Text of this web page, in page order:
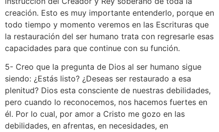
creación. Esto es muy importante entenderlo, porque en
todo tiempo y momento veremos en las Escrituras que
la restauración del ser humano trata con regresarle esas
capacidades para que continue con su función.
5- Creo que la pregunta de Dios al ser humano sigue
siendo: ¿Estás listo? ¿Deseas ser restaurado a esa
plenitud? Dios esta consciente de nuestras debilidades,
pero cuando lo reconocemos, nos hacemos fuertes en
él. Por lo cual, por amor a Cristo me gozo en las
debilidades, en afrentas, en necesidades, en